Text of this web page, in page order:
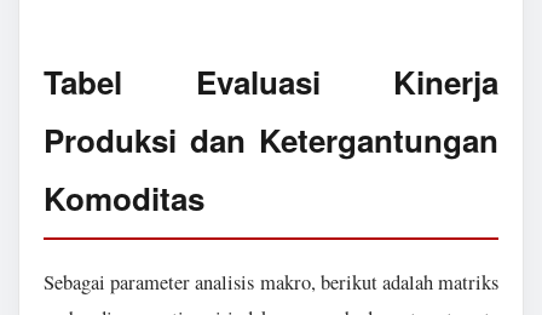
Tabel Evaluasi Kinerja
Produksi dan Ketergantungan
Komoditas
Sebagai parameter analisis makro, berikut adalah matriks